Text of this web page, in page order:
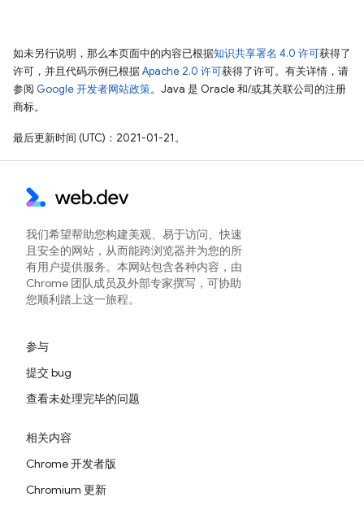
如未另行说明，那么本页面中的内容已根据知识共享署名 4.0 许可获得了
许可，并且代码示例已根据Apache 2.0 许可获得了许可。有关详情，请
参阅 Google 开发者网站政策。Java 是 Oracle 和/或其关联公司的注册
商标。
最后更新时间 (UTC)：2021-01-21。
我们希望帮助您构建美观、易于访问、快速
且安全的网站，从而能跨浏览器并为您的所
有用户提供服务。本网站包含各种内容，由
Chrome 团队成员及外部专家撰写，可协助
您顺利踏上这一旅程。
参与
提交 bug
查看未处理完毕的问题
相关内容
Chrome 开发者版
Chromium 更新